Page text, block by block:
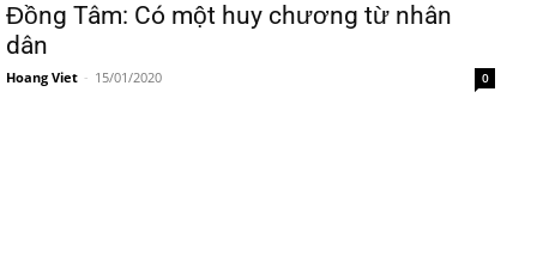
Đồng Tâm: Có một huy chương từ nhân
dân
Hoang Viet - 15/01/2020 0